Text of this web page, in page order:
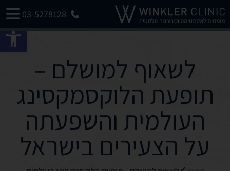
03-5278128
לשאוף למושלם –
תופעת הלוקסמקסינג
העולמית והשפעתה
על הצעירים בישראל